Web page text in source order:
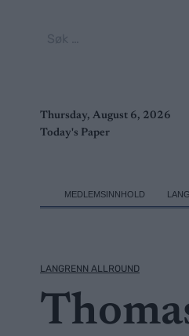
Thursday, August 6, 2026
Today's Paper
MEDLEMSINNHOLD
LANGRENN ALLROUND